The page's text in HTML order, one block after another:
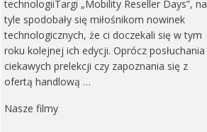
technologiiTargi „Mobility Reseller Days”, na
tyle spodobały się miłośnikom nowinek
technologicznych, że ci doczekali się w tym
roku kolejnej ich edycji. Oprócz posłuchania
ciekawych prelekcji czy zapoznania się z
ofertą handlową …
Nasze filmy